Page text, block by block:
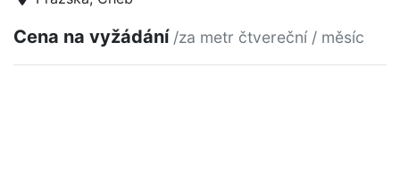
Cena na vyžádání /za metr čtvereční / měsíc